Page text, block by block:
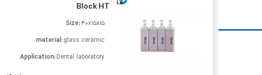
Block HT
Size:40x15x15
material:glass ceramic
Application:Dental laboratory